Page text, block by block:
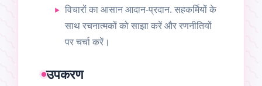
विचारों का आसान आदान-प्रदान. सहकर्मियों के
साथ रचनात्मकों को साझा करें और रणनीतियों
पर चर्चा करें।
उपकरण